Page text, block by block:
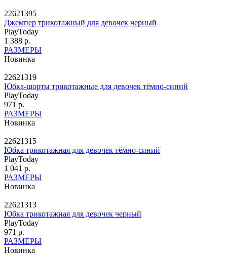
22621395
Джемпер трикотажный для девочек черный
PlayToday
1 388 р.
РАЗМЕРЫ
Новинка
22621319
Юбка-шорты трикотажные для девочек тёмно-синий
PlayToday
971 р.
РАЗМЕРЫ
Новинка
22621315
Юбка трикотажная для девочек тёмно-синий
PlayToday
1 041 р.
РАЗМЕРЫ
Новинка
22621313
Юбка трикотажная для девочек черный
PlayToday
971 р.
РАЗМЕРЫ
Новинка